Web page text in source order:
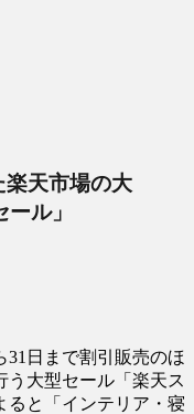
楽天市場の大
ル」
31日まで割引販売のほ
う大型セール「楽天ス
ると「インテリア・寝